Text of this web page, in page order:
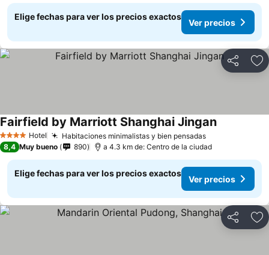
Elige fechas para ver los precios exactos
Ver precios
Compartir
4 EstrellasHotel Habitaciones minimalistas y bien pensadas
Fairfield by Marriott Shanghai Jingan
8,4 Muy bueno 890 a 4.3 km de: Centro de la ciudad
Elige fechas para ver los precios exactos
Ver precios
Compartir